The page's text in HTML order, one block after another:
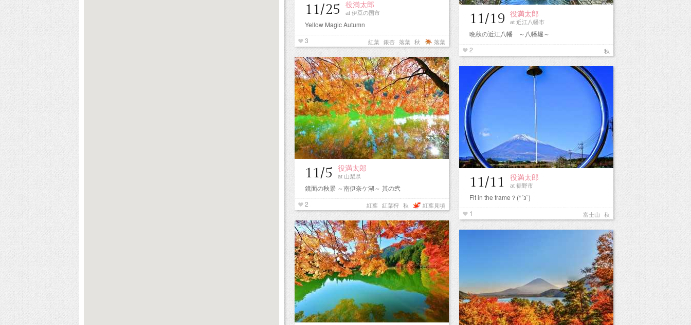
11/25 役満太郎
at 伊豆の国市
Yellow Magic Autumn
3
紅葉 銀杏 落葉 秋 落葉
11/19 役満太郎
at 近江八幡市
晩秋の近江八幡 ～八幡堀～
2
秋
11/5 役満太郎
at 山梨県
鏡面の秋景 ～南伊奈ケ湖～ 其の弐
2
紅葉 紅葉狩 秋 紅葉見頃
11/11 役満太郎
at 裾野市
Fit in the frame？(*´з`)
1
富士山 秋